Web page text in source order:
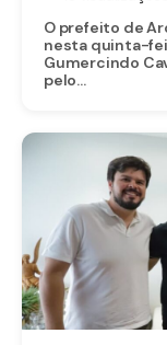
O prefeito de
nesta quinta-
Gumercindo
pelo...